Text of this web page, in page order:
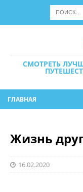
СМОТРЕТЬ
ГЛАВНАЯ
Жизнь
16.02.2020